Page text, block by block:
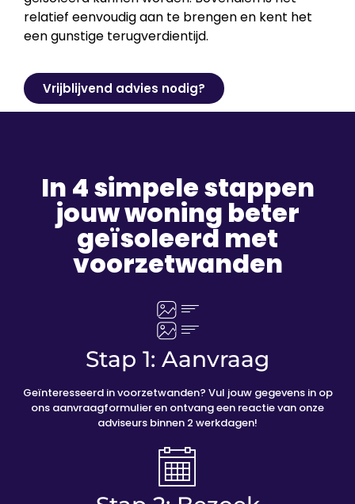
relatief eenvoudig aan te brengen en kent het
een gunstige terugverdientijd.
Vrijblijvend advies nodig?
In 4 simpele stappen
jouw woning beter
geïsoleerd met
voorzetwanden
Stap 1: Aanvraag
Geïnteresseerd in voorzetwanden? Vul jouw gegevens in op
ons aanvraagformulier en ontvang een reactie van onze
adviseurs binnen 2 werkdagen!